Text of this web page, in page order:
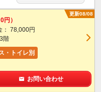
更新08/08
円）
： 78,000円
階
・トイレ別
お問い合わせ